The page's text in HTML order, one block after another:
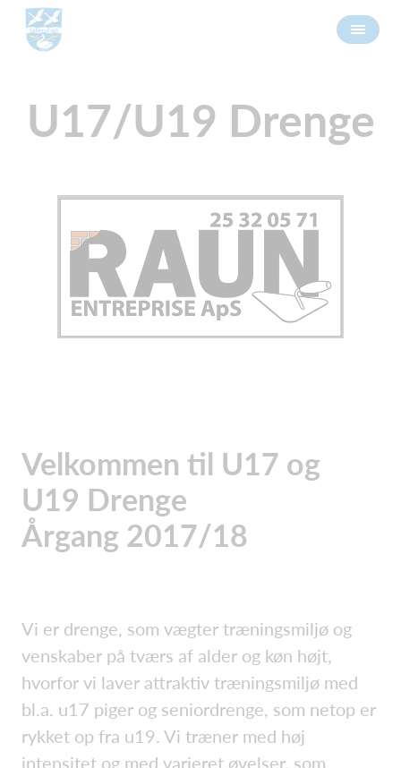
U17/U19 Drenge
Velkommen til U17 og
U19 Drenge
Årgang 2017/18
Vi er drenge, som vægter træningsmiljø og
venskaber på tværs af alder og køn højt,
hvorfor vi laver attraktiv træningsmiljø med
bl.a. u17 piger og seniordrenge, som netop er
rykket op fra u19. Vi træner med høj
intensitet og med varieret øvelser, som